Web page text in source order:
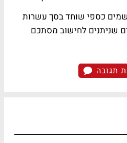
כספי שוחד בסך עשרות
שניתנים לחישוב מסתכם
תגובה